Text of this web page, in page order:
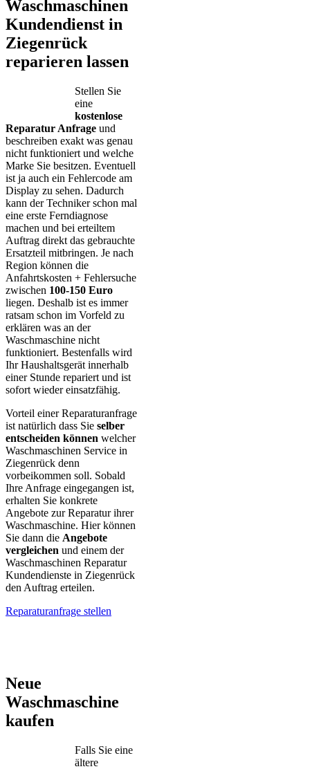
Waschmaschinen
Kundendienst in
Ziegenrück
reparieren lassen
Stellen Sie
eine
kostenlose
Reparatur Anfrage und
beschreiben exakt was genau
nicht funktioniert und welche
Marke Sie besitzen. Eventuell
ist ja auch ein Fehlercode am
Display zu sehen. Dadurch
kann der Techniker schon mal
eine erste Ferndiagnose
machen und bei erteiltem
Auftrag direkt das gebrauchte
Ersatzteil mitbringen. Je nach
Region können die
Anfahrtskosten + Fehlersuche
zwischen 100-150 Euro
liegen. Deshalb ist es immer
ratsam schon im Vorfeld zu
erklären was an der
Waschmaschine nicht
funktioniert. Bestenfalls wird
Ihr Haushaltsgerät innerhalb
einer Stunde repariert und ist
sofort wieder einsatzfähig.
Vorteil einer Reparaturanfrage
ist natürlich dass Sie selber
entscheiden können welcher
Waschmaschinen Service in
Ziegenrück denn
vorbeikommen soll. Sobald
Ihre Anfrage eingegangen ist,
erhalten Sie konkrete
Angebote zur Reparatur ihrer
Waschmaschine. Hier können
Sie dann die Angebote
vergleichen und einem der
Waschmaschinen Reparatur
Kundendienste in Ziegenrück
den Auftrag erteilen.
Reparaturanfrage stellen
Neue
Waschmaschine
kaufen
Falls Sie eine
ältere